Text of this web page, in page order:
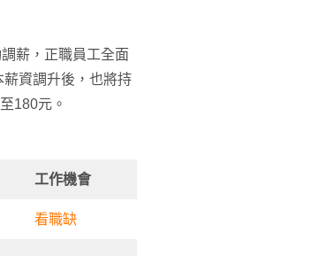
薪，正職員工全面
資調升後，也將持
180元。
工作機會
看職缺